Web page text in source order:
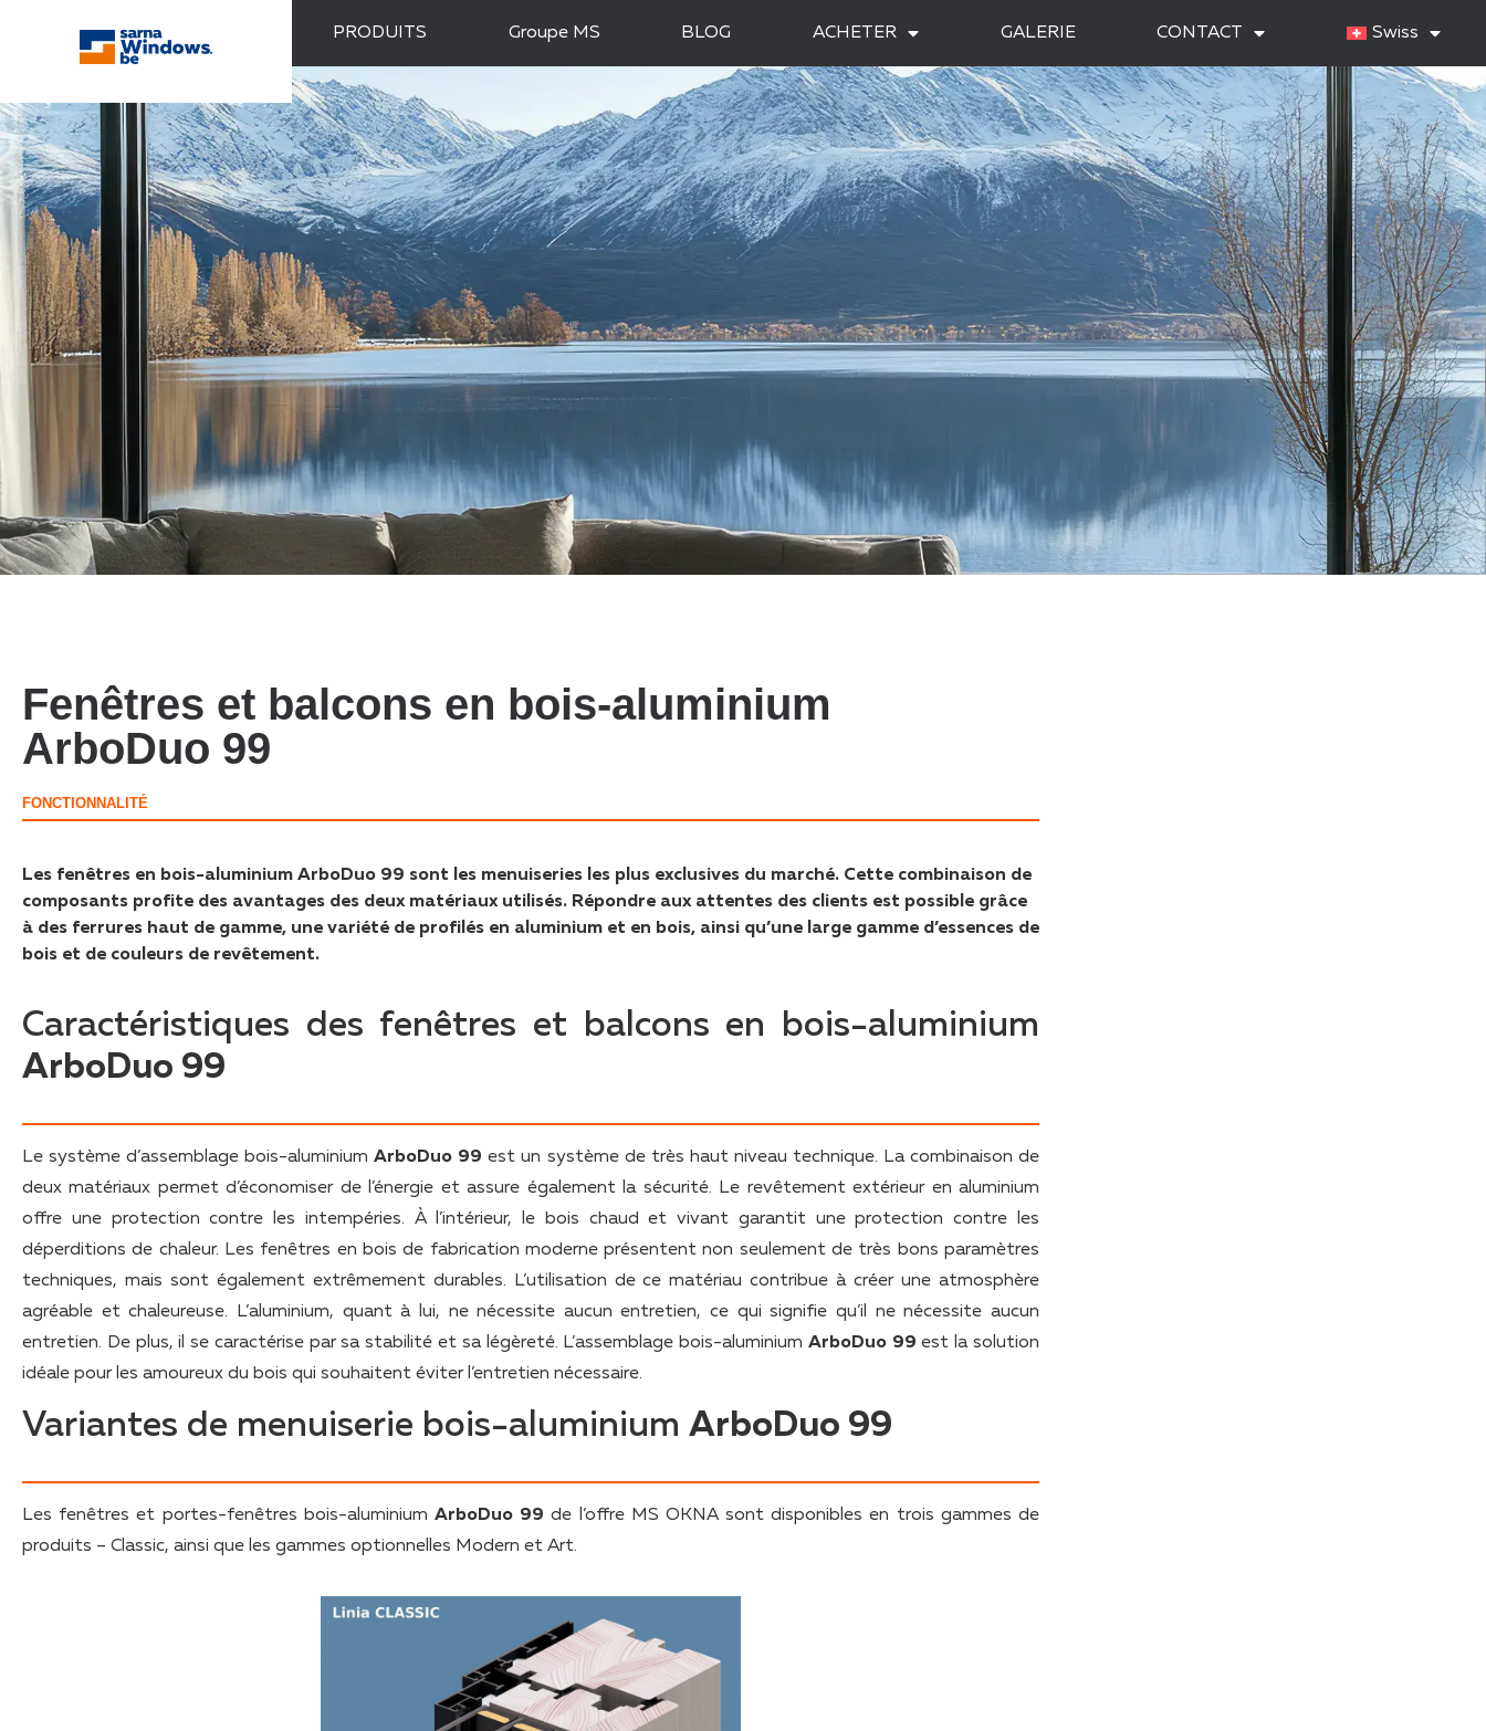
PRODUITS Groupe MS BLOG ACHETER GALERIE CONTACT Swiss
Fenêtres et balcons en bois-aluminium
ArboDuo 99
FONCTIONNALITÉ
Les fenêtres en bois-aluminium ArboDuo 99 sont les menuiseries les plus exclusives du marché. Cette combinaison de
composants profite des avantages des deux matériaux utilisés. Répondre aux attentes des clients est possible grâce
à des ferrures haut de gamme, une variété de profilés en aluminium et en bois, ainsi qu’une large gamme d’essences de
bois et de couleurs de revêtement.
Caractéristiques des fenêtres et balcons en bois-aluminium
ArboDuo 99
Le système d’assemblage bois-aluminiumArboDuo 99 est un système de très haut niveau technique. La combinaison de
deux matériaux permet d’économiser de l’énergie et assure également la sécurité. Le revêtement extérieur en aluminium
offre une protection contre les intempéries. À l’intérieur, le bois chaud et vivant garantit une protection contre les
déperditions de chaleur. Les fenêtres en bois de fabrication moderne présentent non seulement de très bons paramètres
techniques, mais sont également extrêmement durables. L’utilisation de ce matériau contribue à créer une atmosphère
agréable et chaleureuse. L’aluminium, quant à lui, ne nécessite aucun entretien, ce qui signifie qu’il ne nécessite aucun
entretien. De plus, il se caractérise par sa stabilité et sa légèreté. L’assemblage bois-aluminium ArboDuo 99 est la solution
idéale pour les amoureux du bois qui souhaitent éviter l’entretien nécessaire.
Variantes de menuiserie bois-aluminium ArboDuo 99
Les fenêtres et portes-fenêtres bois-aluminium ArboDuo 99 de l’offre MS OKNA sont disponibles en trois gammes de
produits – Classic, ainsi que les gammes optionnelles Modern et Art.